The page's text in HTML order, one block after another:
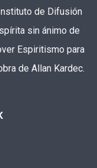
de Difusión
sin ánimo de
Espiritismo para
de Allan Kardec.